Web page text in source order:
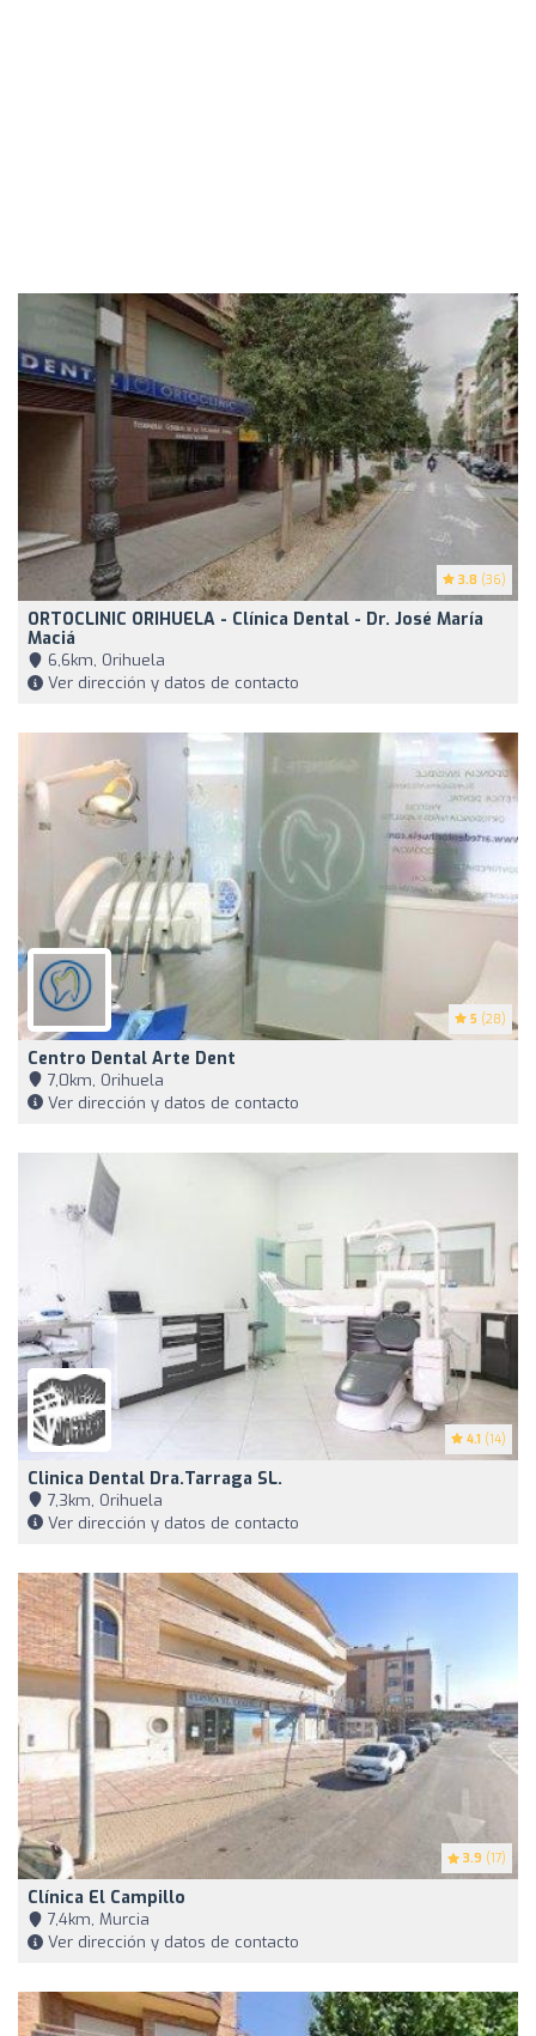
3.8 (36)
ORTOCLINIC ORIHUELA - Clínica Dental - Dr. José María
Maciá
6,6km, Orihuela
Ver dirección y datos de contacto
5 (28)
Centro Dental Arte Dent
7,0km, Orihuela
Ver dirección y datos de contacto
4.1 (14)
Clinica Dental Dra.Tarraga SL.
7,3km, Orihuela
Ver dirección y datos de contacto
3.9 (17)
Clínica El Campillo
7,4km, Murcia
Ver dirección y datos de contacto